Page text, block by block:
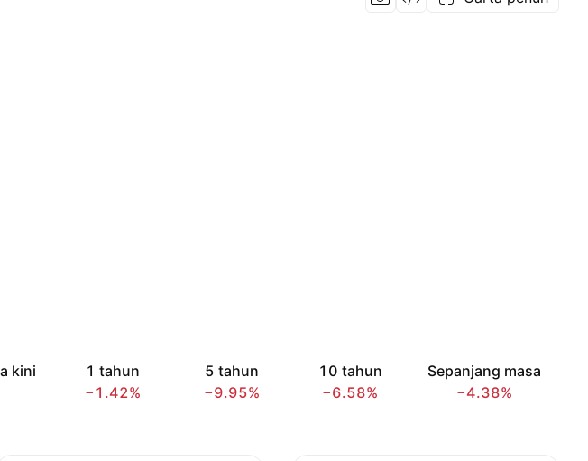
kini
1 tahun
−1.42%
5 tahun
−9.95%
10 tahun
−6.58%
Sepanjang masa
−4.38%